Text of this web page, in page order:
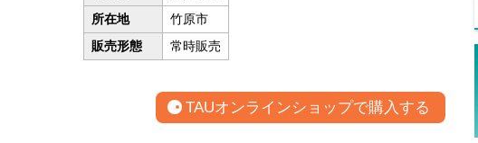
所在地
竹原市
販売形態
常時販売
TAUオンラインショップで購入する